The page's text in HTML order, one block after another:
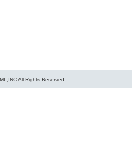
All Rights Reserved.